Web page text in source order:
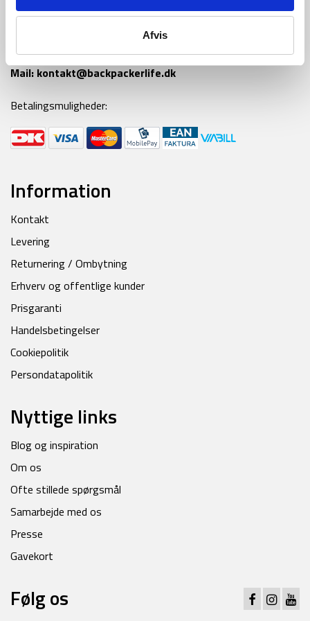
Afvis
Ring til os alle hverdage fra kl 9-16
Mail: kontakt@backpackerlife.dk
Betalingsmuligheder:
Information
Kontakt
Levering
Returnering / Ombytning
Erhverv og offentlige kunder
Prisgaranti
Handelsbetingelser
Cookiepolitik
Persondatapolitik
Nyttige links
Blog og inspiration
Om os
Ofte stillede spørgsmål
Samarbejde med os
Presse
Gavekort
Følg os